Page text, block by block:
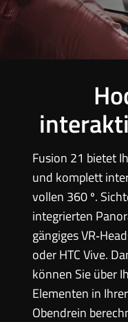
Fusion 21 bietet
und komplett
vollen 360 º.
integrierten
gängiges
oder HTC Vive.
können Sie über
Elementen in
Obendrein